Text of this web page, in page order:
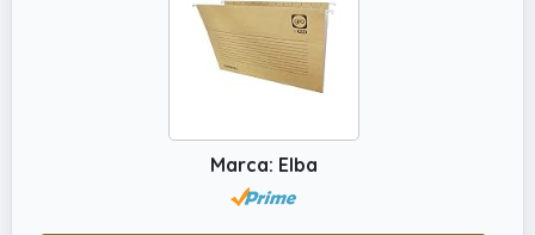
resistencia hasta 10 veces mayor respecto a
carpetas estándar; adecuada para archivos
de uso frecuente en entornos
Marca: Elba